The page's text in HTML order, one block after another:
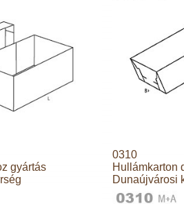
gyártás
0310
Hullámkarton
Dunaújvárosi